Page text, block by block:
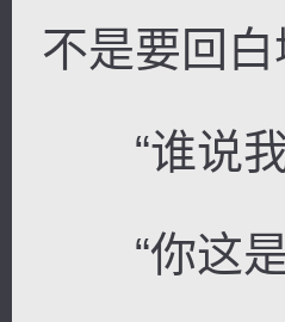
不是要回白
“谁说我
“你这是